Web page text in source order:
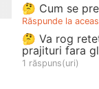
🤔 Cum se
Răspunde la
🤔 Va rog
prajituri fara
1 răspuns(uri)